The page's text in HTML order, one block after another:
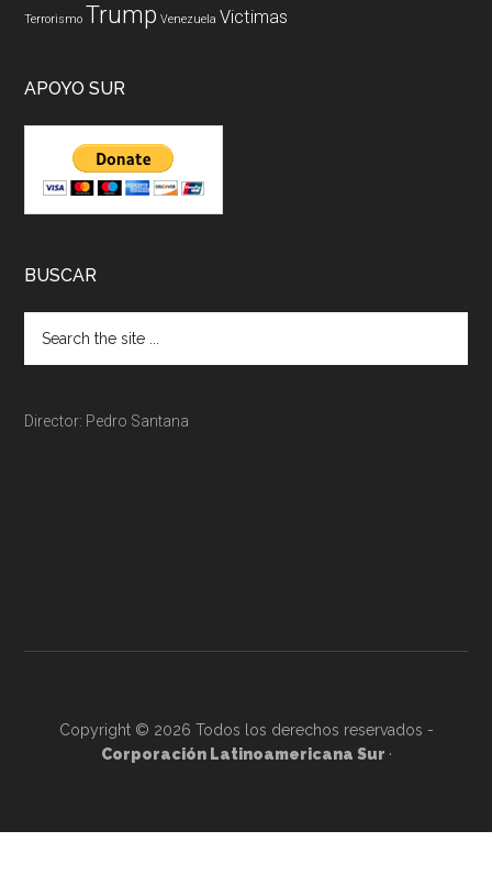
Terrorismo Trump Venezuela Victimas
APOYO SUR
BUSCAR
Director: Pedro Santana
Copyright © 2026 Todos los derechos reservados -
Corporación Latinoamericana Sur ·